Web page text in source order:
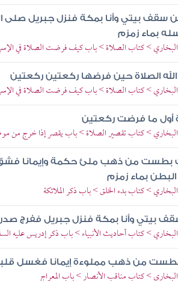
سقف بيتي وأنا بمكة فنزل جبريل صلى
بماء زمزم
> كتاب الصلاة > باب كيف فرضت الصلاة في
الصلاة حين فرضها ركعتين ركعتين
> كتاب الصلاة > باب كيف فرضت الصلاة في
أول ما فرضت ركعتين
> كتاب تقصير الصلاة > باب يقصر إذا خرج من
بطست من ذهب ملئ حكمة وإيمانا فشق
بماء زمزم
> كتاب بدء الخلق > باب ذكر الملائكة
بيتي وأنا بمكة فنزل جبريل ففرج
> كتاب أحاديث الأنبياء > باب ذكر إدريس عليه
بطست من ذهب مملوءة إيمانا فغسل
> كتاب مناقب الأنصار > باب المعراج